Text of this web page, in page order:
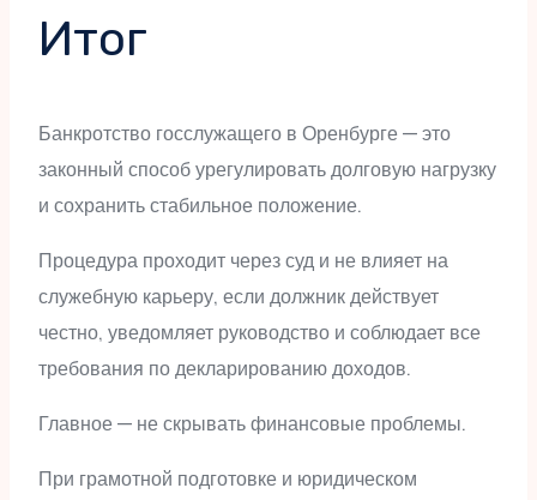
Итог
Банкротство госслужащего в Оренбурге — это
законный способ урегулировать долговую нагрузку
и сохранить стабильное положение.
Процедура проходит через суд и не влияет на
служебную карьеру, если должник действует
честно, уведомляет руководство и соблюдает все
требования по декларированию доходов.
Главное — не скрывать финансовые проблемы.
При грамотной подготовке и юридическом